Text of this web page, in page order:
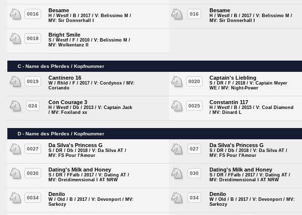
0016
Besame
H / Westf / B / 2017 / V: Belissimo M /
MV: Sir Donnerhall I
016
Besame
H / Westf / B / 2017 / V: Belissimo M /
MV: Sir Donnerhall I
0018
Bright Smile
S / Westf / F / 2010 / V: Belissimo M /
MV: Wolkentanz II
C - Name des Pferdes / Kopfnummer
0019
Cantinero 16
W / Rhld / F / 2017 / V: Cordynox / MV:
Coriando
0020
Captain's Liebling
S / DR / F / 2018 / V: Captain Meyer
WE / MV: Night-Power
024
Con Courage 3
H / Westf / Db / 2013 / V: Captain Jack
/ MV: Foxiland xx
0025
Constantin 117
H / Westf / B / 2015 / V: Coal Diamond
/ MV: Dinard L
D - Name des Pferdes / Kopfnummer
0027
Da Silva's Princess G
S / DR / Db / 2018 / V: Da Silva AT /
MV: FS Pour l'Amour
027
Da Silva's Princess G
S / DR / Db / 2018 / V: Da Silva AT /
MV: FS Pour l'Amour
0030
Dating's Milk and Honey
S / DR / FFalb / 2017 / V: Dating AT /
MV: Dreidimensional I AT NRW
030
Dating's Milk and Honey
S / DR / FFalb / 2017 / V: Dating AT /
MV: Dreidimensional I AT NRW
0034
Denilo
W / Old / B / 2017 / V: Devonport / MV:
Sarkozy
034
Denilo
W / Old / B / 2017 / V: Devonport / MV:
Sarkozy